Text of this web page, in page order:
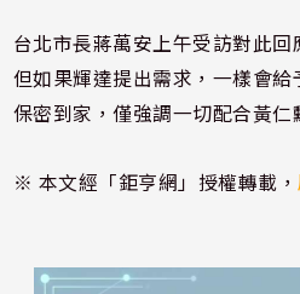
台北市長蔣萬安上午受訪對此回
但如果輝達提出需求，一樣會
保密到家，僅強調一切配合黃仁
※ 本文經「鉅亨網」授權轉載，